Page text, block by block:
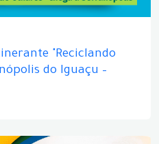
"Reciclando
do Iguaçu –